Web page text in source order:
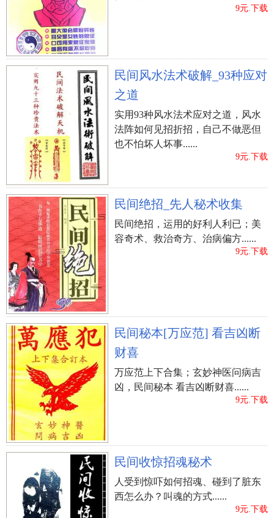
七政书 香港八卦斋
上一篇：袁守定《地理啖蔗录》風水书
9元.下载
民间风水法术破解_93种应对
之道
实用93种风水法术应对之道，风水
法阵如何见招折招，自己不做恶但
也不怕坏人坏事......
9元.下载
民间绝招_先人秘术收集
民间绝招，运用的好利人利已；美
容奇术、救治奇方、治病偏方......
9元.下载
民间秘本[万应范] 看吉凶断
财喜
万应范上下合集；玄妙神医问病吉
凶，民间秘本 看吉凶断财喜......
9元.下载
民间收惊招魂秘术
人受到惊吓如何招魂、碰到了脏东
西怎么办？叫魂的方式......
9元.下载